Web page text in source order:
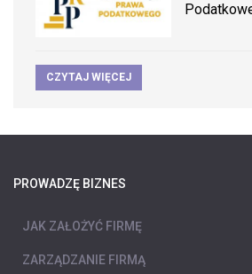
CZYTAJ WIĘCEJ
PROWADZĘ BIZNES
JAK ZAŁOŻYĆ FIRMĘ
ZARZĄDZANIE FIRMĄ